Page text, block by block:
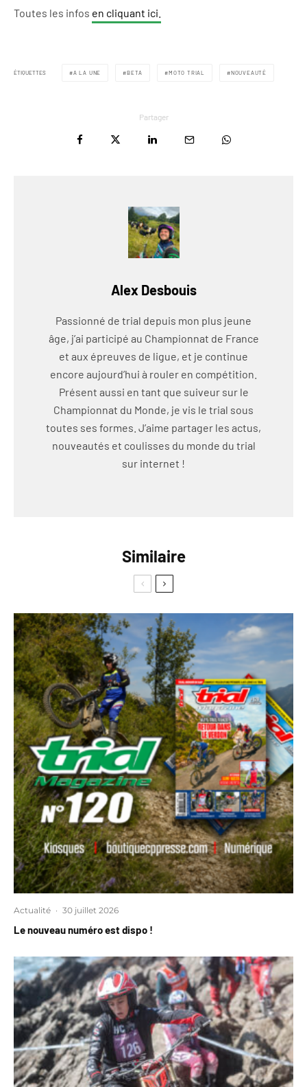
Toutes les infos en cliquant ici.
ÉTIQUETTES A LA UNE BETA MOTO TRIAL NOUVEAUTÉ
Partager
Alex Desbouis
Passionné de trial depuis mon plus jeune
âge, j’ai participé au Championnat de France
et aux épreuves de ligue, et je continue
encore aujourd’hui à rouler en compétition.
Présent aussi en tant que suiveur sur le
Championnat du Monde, je vis le trial sous
toutes ses formes. J’aime partager les actus,
nouveautés et coulisses du monde du trial
sur internet !
Similaire
Actualité · 30 juillet 2026
Le nouveau numéro est dispo !